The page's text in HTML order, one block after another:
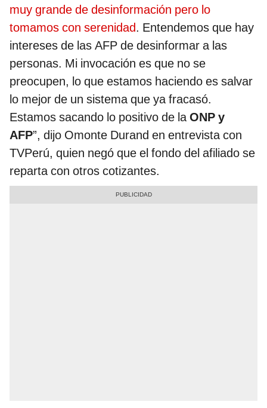
muy grande de desinformación pero lo
tomamos con serenidad. Entendemos que hay
intereses de las AFP de desinformar a las
personas. Mi invocación es que no se
preocupen, lo que estamos haciendo es salvar
lo mejor de un sistema que ya fracasó.
Estamos sacando lo positivo de laONP y
AFP”, dijo Omonte Durand en entrevista con
TVPerú, quien negó que el fondo del afiliado se
reparta con otros cotizantes.